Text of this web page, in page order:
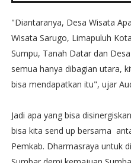
"Diantaranya, Desa Wisata
Wisata Sarugo, Limapuluh
Sumpu, Tanah Datar dan
semua hanya dibagian utara,
bisa mendapatkan itu", ujar
Jadi apa yang bisa
bisa kita send up bersama
Pemkab. Dharmasraya untuk